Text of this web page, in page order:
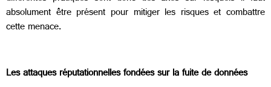
absolument être présent pour mitiger les risques et combattre
cette menace.
Les attaques réputationnelles fondées sur la fuite de données